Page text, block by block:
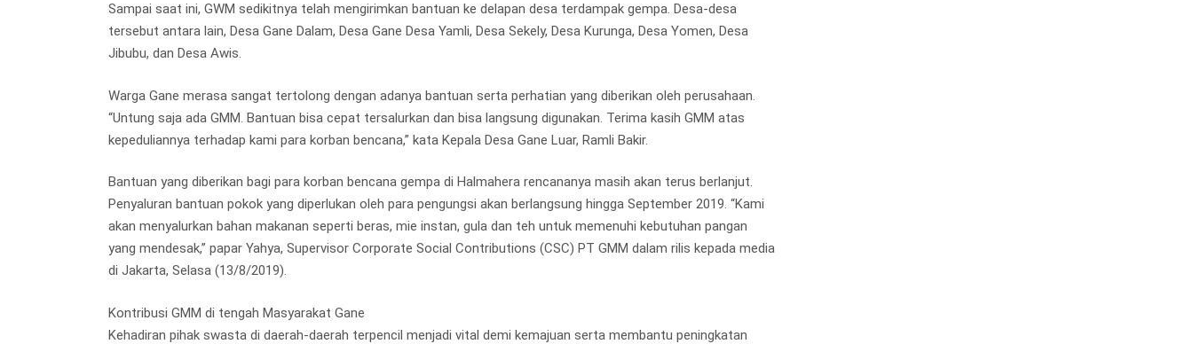
Sampai saat ini, GWM sedikitnya telah mengirimkan bantuan ke delapan desa terdampak gempa. Desa-desa
tersebut antara lain, Desa Gane Dalam, Desa Gane Desa Yamli, Desa Sekely, Desa Kurunga, Desa Yomen, Desa
Jibubu, dan Desa Awis.
Warga Gane merasa sangat tertolong dengan adanya bantuan serta perhatian yang diberikan oleh perusahaan.
“Untung saja ada GMM. Bantuan bisa cepat tersalurkan dan bisa langsung digunakan. Terima kasih GMM atas
kepeduliannya terhadap kami para korban bencana,” kata Kepala Desa Gane Luar, Ramli Bakir.
Bantuan yang diberikan bagi para korban bencana gempa di Halmahera rencananya masih akan terus berlanjut.
Penyaluran bantuan pokok yang diperlukan oleh para pengungsi akan berlangsung hingga September 2019. “Kami
akan menyalurkan bahan makanan seperti beras, mie instan, gula dan teh untuk memenuhi kebutuhan pangan
yang mendesak,” papar Yahya, Supervisor Corporate Social Contributions (CSC) PT GMM dalam rilis kepada media
di Jakarta, Selasa (13/8/2019).
Kontribusi GMM di tengah Masyarakat Gane
Kehadiran pihak swasta di daerah-daerah terpencil menjadi vital demi kemajuan serta membantu peningkatan